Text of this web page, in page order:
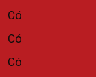
Có
Có
Có